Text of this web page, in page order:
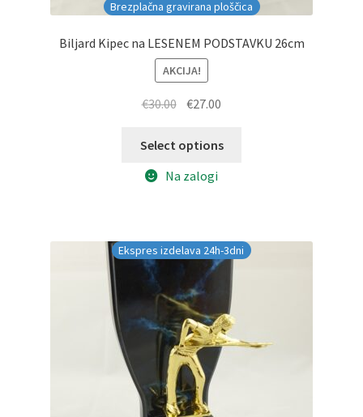
Brezplačna gravirana ploščica
Biljard Kipec na LESENEM PODSTAVKU 26cm
AKCIJA!
€30.00 Izvirna
je
€30.00.
€27.00
je:
Select options
Na zalogi
Ekspres izdelava 24h-3dni